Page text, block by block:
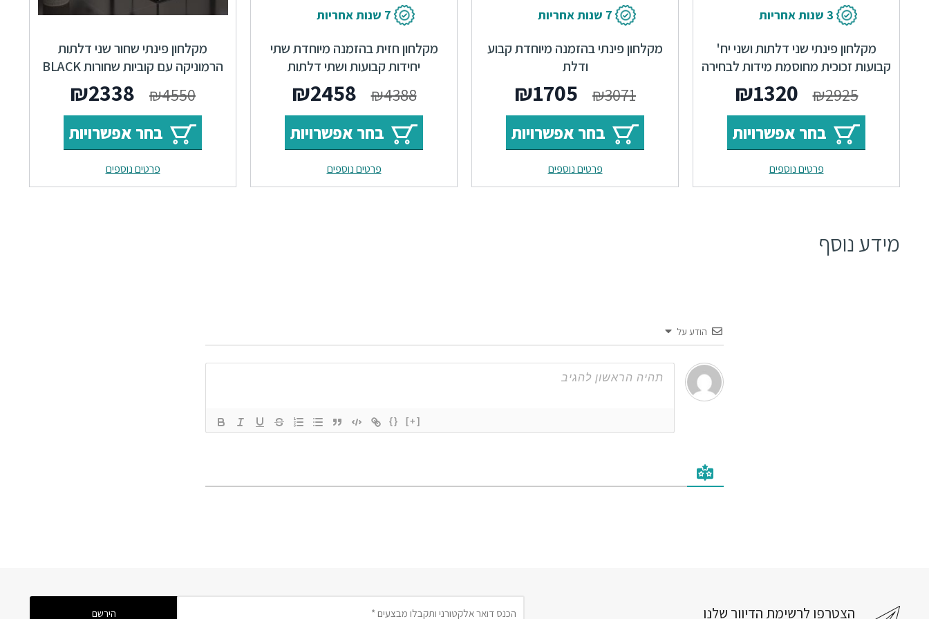
3 שנות אחריות
מקלחון פינתי שני דלתות ושני יח'
קבועות זכוכית מחוסמת מידות לבחירה
₪2925
₪1320
בחר אפשרויות
פרטים נוספים
7 שנות אחריות
מקלחון פינתי בהזמנה מיוחדת קבוע
ודלת
₪3071
₪1705
בחר אפשרויות
פרטים נוספים
7 שנות אחריות
מקלחון חזית בהזמנה מיוחדת שתי
יחידות קבועות ושתי דלתות
₪4388
₪2458
בחר אפשרויות
פרטים נוספים
מקלחון פינתי שחור שני דלתות
הרמוניקה עם קוביות שחורות BLACK
LINE
₪4550
₪2338
בחר אפשרויות
פרטים נוספים
מידע נוסף
הודע על
{} [+]
הצטרפו לרשימת הדיוור שלנו